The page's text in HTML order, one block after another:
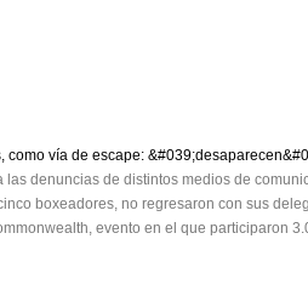
como vía de escape:
las denuncias de distintos medios de
boxeadores, no regresaron con sus
evento en el que participaron